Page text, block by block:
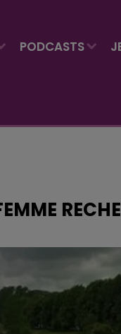
PODCASTS